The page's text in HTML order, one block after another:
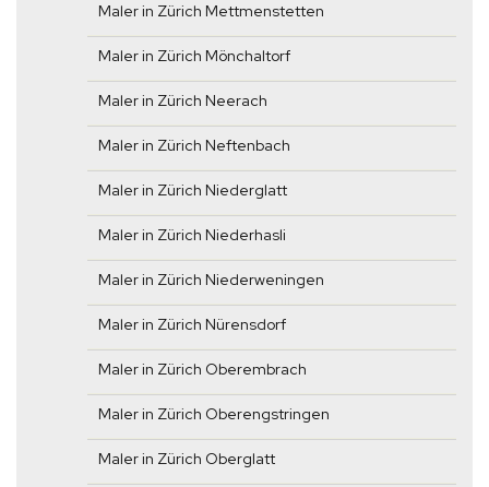
Maler in Zürich Mettmenstetten
Maler in Zürich Mönchaltorf
Maler in Zürich Neerach
Maler in Zürich Neftenbach
Maler in Zürich Niederglatt
Maler in Zürich Niederhasli
Maler in Zürich Niederweningen
Maler in Zürich Nürensdorf
Maler in Zürich Oberembrach
Maler in Zürich Oberengstringen
Maler in Zürich Oberglatt